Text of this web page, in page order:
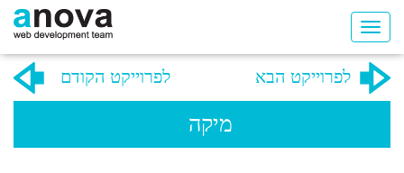
לפרוייקט הקודם לפרוייקט הבא
מיקה